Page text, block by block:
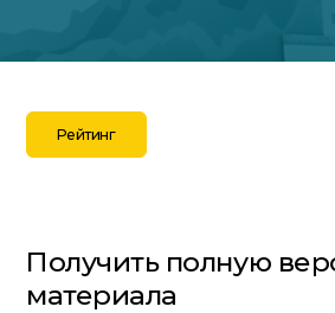
Рейтинг
Получить полную
материала